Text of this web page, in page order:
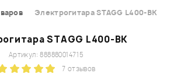
Электрогитара STAGG L400-BK
STAGG L400-BK
Артикул: 888880014715
7 отзывов